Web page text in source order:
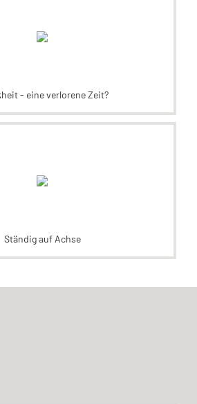
- eine verlorene Zeit?
Ständig auf Achse